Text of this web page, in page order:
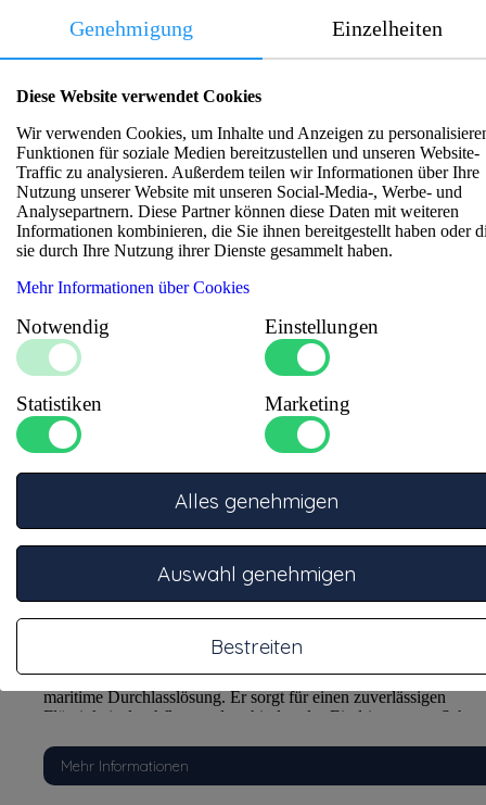
Referenznorm
:
Fitting Typ
: Kühlwasserfilter
Ähnliche Artikel
Borddurchführung mit SIEB 1 Zoll
Der Borddurchlass mit integriertem Sieb ist eine hochwertige
maritime Durchlasslösung. Er sorgt für einen zuverlässigen
Flüssigkeitsdurchfluss und verhindert das Eindringen von
Mehr Informationen
Genehmigung Einzelheiten
Diese Website verwendet Cookies
Wir verwenden Cookies, um Inhalte und Anzeigen zu
Funktionen für soziale Medien bereitzustellen und unseren Website-
Traffic zu analysieren. Außerdem teilen wir Informationen über Ihre
Nutzung unserer Website mit unseren Social-Media-, Werbe- und
Analysepartnern. Diese Partner können diese Daten mit weiteren
Informationen kombinieren, die Sie ihnen bereitgestellt haben oder
sie durch Ihre Nutzung ihrer Dienste gesammelt haben.
Mehr Informationen über Cookies
Notwendig Einstellungen
Statistiken Marketing
Bestreiten
Auswahl genehmigen
Alles genehmigen